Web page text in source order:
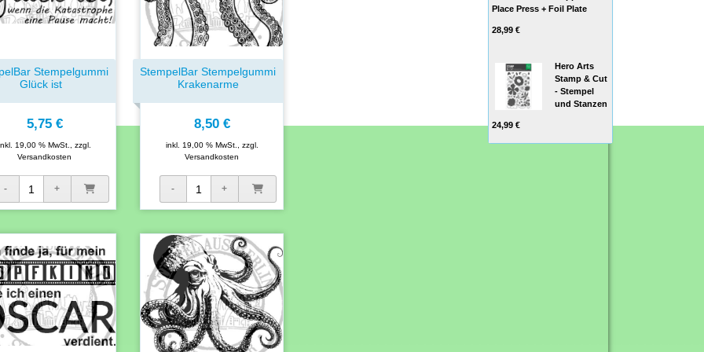
Stempelgummi
Glück ist
5,75 €
19,00 % MwSt., zzgl.
Versandkosten
StempelBar Stempelgummi
Krakenarme
8,50 €
inkl. 19,00 % MwSt., zzgl.
Versandkosten
Place Press + Foil Plate
28,99 €
Hero Arts
Stamp & Cut
- Stempel
und Stanzen
24,99 €